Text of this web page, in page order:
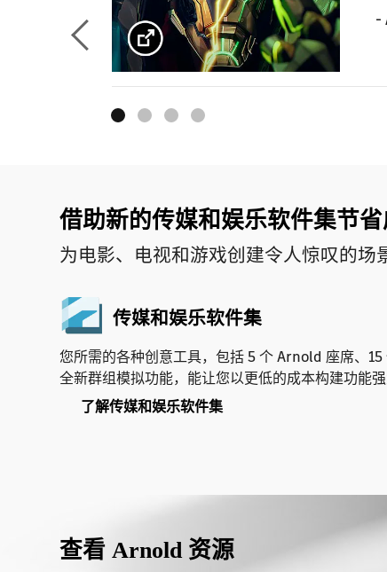
-
借助新的传媒和娱乐软件集节
为电影、电视和游戏创建令人惊叹的场
传媒和娱乐软件集
您所需的各种创意工具，包括 5 个 Arnold 座席、
全新群组模拟功能，能让您以更低的成本构建功能
了解传媒和娱乐软件集
查看 Arnold 资源